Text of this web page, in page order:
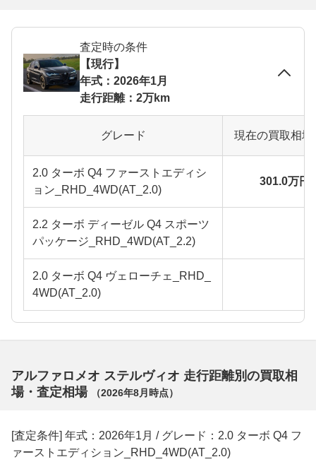
査定時の条件
【現行】
年式：2026年1月
走行距離：2万km
グレード 現在の買取相
2.0 ターボ Q4 ファーストエディシ
ョン_RHD_4WD(AT_2.0)
301.0万円
2.2 ターボ ディーゼル Q4 スポーツ
パッケージ_RHD_4WD(AT_2.2)
2.0 ターボ Q4 ヴェローチェ_RHD_
4WD(AT_2.0)
アルファロメオ ステルヴィオ 走行距離別の買取相
場・査定相場
（2026年8月 時点）
[査定条件] 年式：2026年1月 / グレード：2.0 ターボ Q4 フ
ァーストエディション_RHD_4WD(AT_2.0)